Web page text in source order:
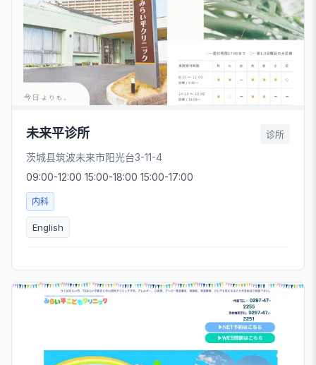
未来平诊所 诊所
茨城县筑波未来市阳光台3-11-4
09:00-12:00 15:00-18:00 15:00-17:00
内科
English